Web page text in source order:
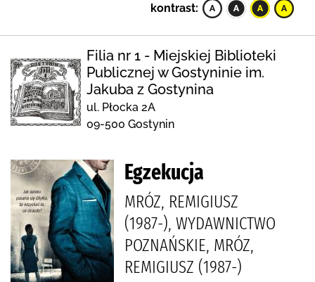
kontrast:
Filia nr 1 - Miejskiej Biblioteki
Publicznej w Gostyninie im.
Jakuba z Gostynina
ul. Płocka 2A
09-500 Gostynin
Egzekucja
MRÓZ, REMIGIUSZ
(1987-), WYDAWNICTWO
POZNAŃSKIE, MRÓZ,
REMIGIUSZ (1987-)